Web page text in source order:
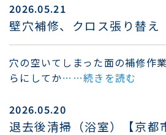
2026.05.21
壁穴補修、クロス張り替え
穴の空いてしまった面の補修作
らにしてか……続きを読む
2026.05.20
退去後清掃（浴室）【京都